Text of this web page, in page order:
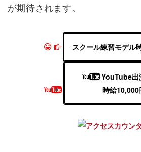
が期待されます。
スクール練習モデル
YouTube出
時給10,000